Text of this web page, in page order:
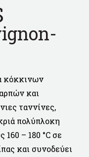
κόκκινων
και
ταννίνες,
πολύπλοκη
– 180 °C σε
και συνοδεύει